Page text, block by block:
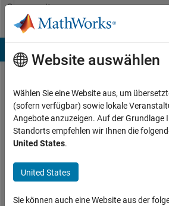
Weiter zum Inhalt
Community
Profile
Jaeseok
Last
seen:
mehr
als 3
Jahre
|
Website auswählen
Wählen Sie eine Website aus, um
(sofern verfügbar) sowie lokale
Angebote anzuzeigen. Auf der Grundlage
Standorts empfehlen wir Ihnen die
United States.
United States
Sie können auch eine Website aus der